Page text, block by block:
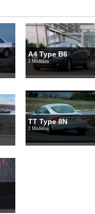
A4 Type B6
3 Modelos
TT Type 8N
2 Modelos